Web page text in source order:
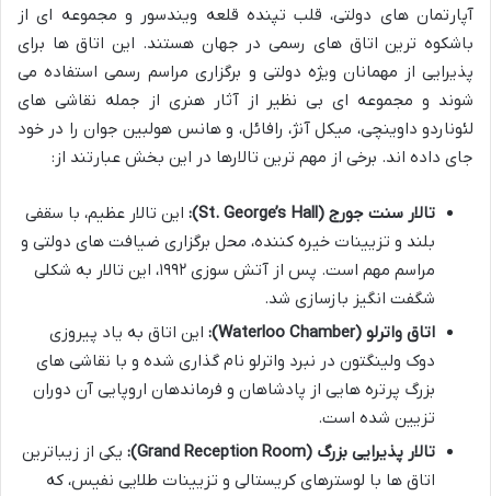
آپارتمان های دولتی، قلب تپنده قلعه ویندسور و مجموعه ای از
باشکوه ترین اتاق های رسمی در جهان هستند. این اتاق ها برای
پذیرایی از مهمانان ویژه دولتی و برگزاری مراسم رسمی استفاده می
شوند و مجموعه ای بی نظیر از آثار هنری از جمله نقاشی های
لئوناردو داوینچی، میکل آنژ، رافائل، و هانس هولبین جوان را در خود
جای داده اند. برخی از مهم ترین تالارها در این بخش عبارتند از:
تالار سنت جورج (St. George’s Hall):
این تالار عظیم، با سقفی
بلند و تزیینات خیره کننده، محل برگزاری ضیافت های دولتی و
مراسم مهم است. پس از آتش سوزی ۱۹۹۲، این تالار به شکلی
شگفت انگیز بازسازی شد.
اتاق واترلو (Waterloo Chamber):
این اتاق به یاد پیروزی
دوک ولینگتون در نبرد واترلو نام گذاری شده و با نقاشی های
بزرگ پرتره هایی از پادشاهان و فرماندهان اروپایی آن دوران
تزیین شده است.
تالار پذیرایی بزرگ (Grand Reception Room):
یکی از زیباترین
اتاق ها با لوسترهای کریستالی و تزیینات طلایی نفیس، که